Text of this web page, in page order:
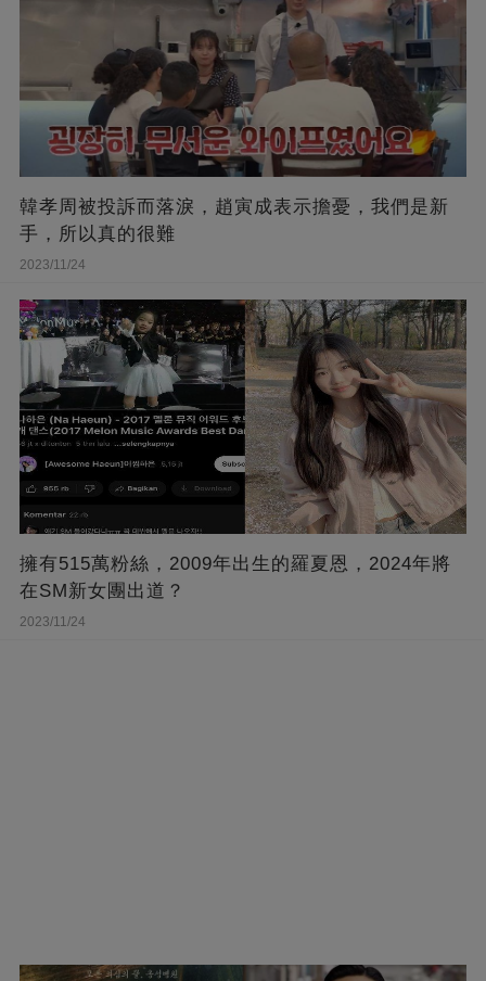
韓孝周被投訴而落淚，趙寅成表示擔憂，我們是新
手，所以真的很難
2023/11/24
擁有515萬粉絲，2009年出生的羅夏恩，2024年將
在SM新女團出道？
2023/11/24